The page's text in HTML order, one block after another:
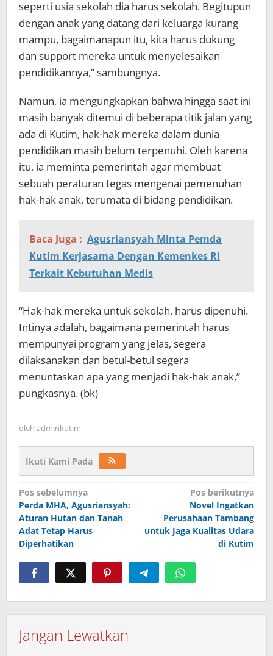
seperti usia sekolah dia harus sekolah. Begitupun
dengan anak yang datang dari keluarga kurang
mampu, bagaimanapun itu, kita harus dukung
dan support mereka untuk menyelesaikan
pendidikannya,” sambungnya.
Namun, ia mengungkapkan bahwa hingga saat ini
masih banyak ditemui di beberapa titik jalan yang
ada di Kutim, hak-hak mereka dalam dunia
pendidikan masih belum terpenuhi. Oleh karena
itu, ia meminta pemerintah agar membuat
sebuah peraturan tegas mengenai pemenuhan
hak-hak anak, terumata di bidang pendidikan.
Baca Juga : Agusriansyah Minta Pemda
Kutim Kerjasama Dengan Kemenkes RI
Terkait Kebutuhan Medis
“Hak-hak mereka untuk sekolah, harus dipenuhi.
Intinya adalah, bagaimana pemerintah harus
mempunyai program yang jelas, segera
dilaksanakan dan betul-betul segera
menuntaskan apa yang menjadi hak-hak anak,”
pungkasnya. (bk)
oleh adminkutim
Ikuti Kami Pada
Navigasi
pos
Pos sebelumnya
Perda MHA, Agusriansyah:
Aturan Hutan dan Tanah
Adat Tetap Harus
Diperhatikan
Pos berikutnya
Novel Ingatkan
Perusahaan Tambang
untuk Jaga Kualitas Udara
di Kutim
Jangan Lewatkan